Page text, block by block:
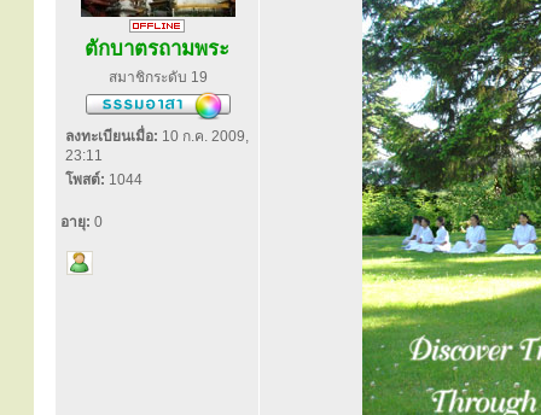
ตักบาตรถามพระ
สมาชิกระดับ 19
ลงทะเบียนเมื่อ: 10 ก.ค. 2009,
23:11
โพสต์: 1044
อายุ: 0